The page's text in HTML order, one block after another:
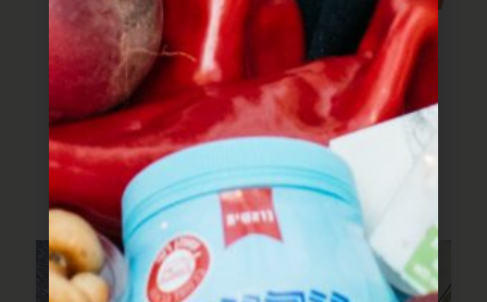
עוד מתוך חוברת
המתכונים
מתכונים שעושים שמח בלב וכיף בבטן